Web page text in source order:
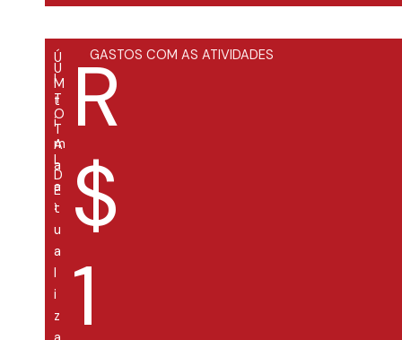
U
M
T
O
T
A
L
D
E
:
Ú
l
t
i
m
a
a
t
u
a
l
i
z
R
$
1
GASTOS COM AS ATIVIDADES